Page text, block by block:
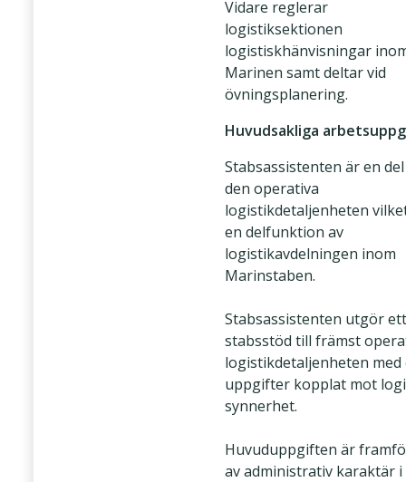
Vidare reglerar
logistiksektionen
logistiskhänvisningar
Marinen samt deltar vid
övningsplanering.
Huvudsakliga
Stabsassistenten är en
den operativa
logistikdetaljenheten
en delfunktion av
logistikavdelningen inom
Marinstaben.
Stabsassistenten utgör ett
stabsstöd till främst
logistikdetaljenheten med
uppgifter kopplat mot
synnerhet.
Huvuduppgiften är
av administrativ karaktär i